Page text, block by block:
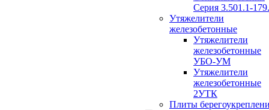
Серия 3.501.1-
Утяжелители
железобетонные
Утяжелители
железобетонные
УБО-УМ
Утяжелители
железобетонные
2УТК
Плиты